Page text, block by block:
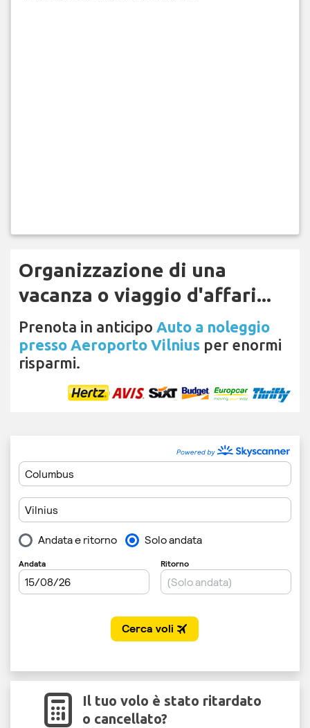
Organizzazione di una
vacanza o viaggio d'affari...
Prenota in anticipo Auto a noleggio
presso Aeroporto Vilnius per enormi
risparmi.
Il tuo volo è stato ritardato
o cancellato?